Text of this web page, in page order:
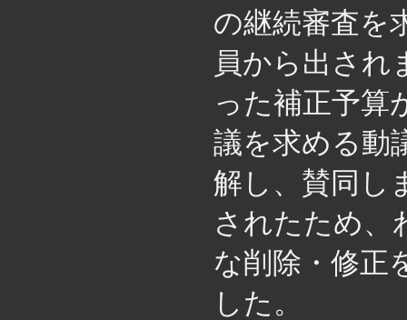
の継続審査を
員から出され
った補正予算
議を求める動
解し、賛同し
されたため、
な削除・修正
した。